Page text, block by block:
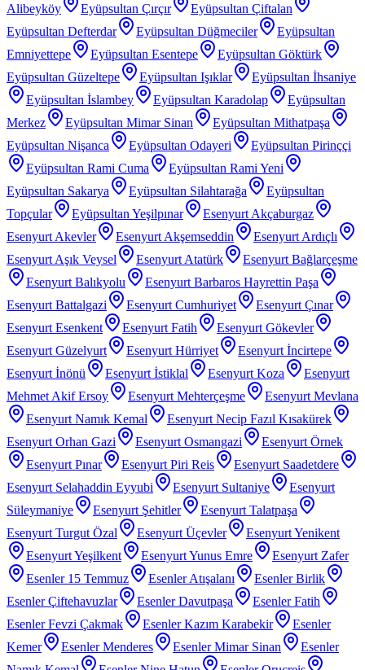
Alibeyköy
Eyüpsultan Çırçır
Eyüpsultan Çiftalan
Eyüpsultan Defterdar
Eyüpsultan Düğmeciler
Eyüpsultan
Emniyettepe
Eyüpsultan Esentepe
Eyüpsultan Göktürk
Eyüpsultan Güzeltepe
Eyüpsultan Işıklar
Eyüpsultan İhsaniye
Eyüpsultan İslambey
Eyüpsultan Karadolap
Eyüpsultan
Merkez
Eyüpsultan Mimar Sinan
Eyüpsultan Mithatpaşa
Eyüpsultan Nişanca
Eyüpsultan Odayeri
Eyüpsultan Pirinççi
Eyüpsultan Rami Cuma
Eyüpsultan Rami Yeni
Eyüpsultan Sakarya
Eyüpsultan Silahtarağa
Eyüpsultan
Topçular
Eyüpsultan Yeşilpınar
Esenyurt Akçaburgaz
Esenyurt Akevler
Esenyurt Akşemseddin
Esenyurt Ardıçlı
Esenyurt Aşık Veysel
Esenyurt Atatürk
Esenyurt Bağlarçeşme
Esenyurt Balıkyolu
Esenyurt Barbaros Hayrettin Paşa
Esenyurt Battalgazi
Esenyurt Cumhuriyet
Esenyurt Çınar
Esenyurt Esenkent
Esenyurt Fatih
Esenyurt Gökevler
Esenyurt Güzelyurt
Esenyurt Hürriyet
Esenyurt İncirtepe
Esenyurt İnönü
Esenyurt İstiklal Esenyurt Koza
Esenyurt
Mehmet Akif Ersoy
Esenyurt Mehterçeşme
Esenyurt Mevlana
Esenyurt Namık Kemal
Esenyurt Necip Fazıl Kısakürek
Esenyurt Orhan Gazi
Esenyurt Osmangazi
Esenyurt Örnek
Esenyurt Pınar
Esenyurt Piri Reis
Esenyurt Saadetdere
Esenyurt Selahaddin Eyyubi
Esenyurt Sultaniye
Esenyurt
Süleymaniye
Esenyurt Şehitler
Esenyurt Talatpaşa
Esenyurt Turgut Özal
Esenyurt Üçevler
Esenyurt Yenikent
Esenyurt Yeşilkent
Esenyurt Yunus Emre
Esenyurt Zafer
Esenler 15 Temmuz
Esenler Atışalanı
Esenler Birlik
Esenler Çiftehavuzlar
Esenler Davutpaşa
Esenler Fatih
Esenler Fevzi Çakmak
Esenler Kazım Karabekir
Esenler
Kemer
Esenler Menderes Esenler Mimar Sinan
Esenler